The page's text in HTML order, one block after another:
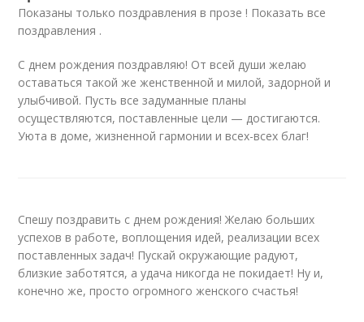
Показаны только поздравления в прозе ! Показать все
поздравления .
С днем рождения поздравляю! От всей души желаю
оставаться такой же женственной и милой, задорной и
улыбчивой. Пусть все задуманные планы
осуществляются, поставленные цели — достигаются.
Уюта в доме, жизненной гармонии и всех-всех благ!
Спешу поздравить с днем рождения! Желаю больших
успехов в работе, воплощения идей, реализации всех
поставленных задач! Пускай окружающие радуют,
близкие заботятся, а удача никогда не покидает! Ну и,
конечно же, просто огромного женского счастья!